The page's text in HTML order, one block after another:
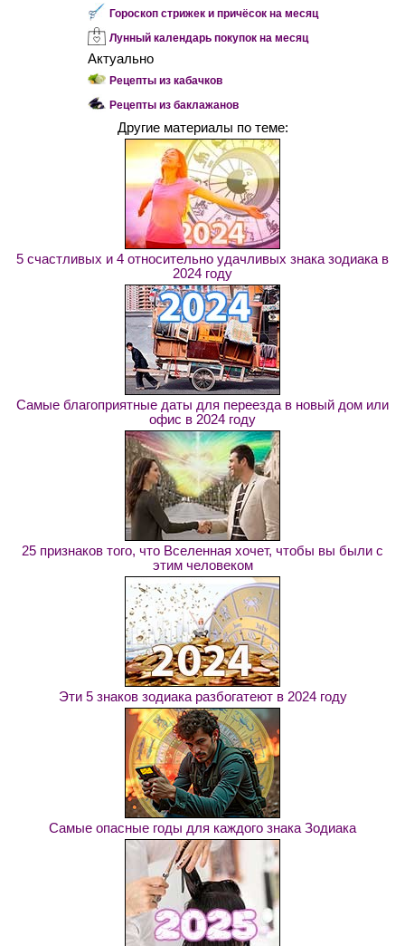
Гороскоп стрижек и причёсок на месяц
Лунный календарь покупок на месяц
Актуально
Рецепты из кабачков
Рецепты из баклажанов
Другие материалы по теме:
5 счастливых и 4 относительно удачливых знака зодиака в
2024 году
Самые благоприятные даты для переезда в новый дом или
офис в 2024 году
25 признаков того, что Вселенная хочет, чтобы вы были с
этим человеком
Эти 5 знаков зодиака разбогатеют в 2024 году
Самые опасные годы для каждого знака Зодиака